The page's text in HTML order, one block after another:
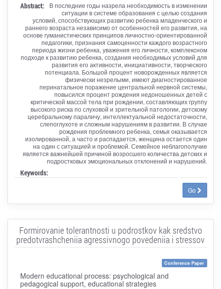
Abstract:
В последние годы назрела необходимость в изменении
ситуации в системе образования с целью создания
условий, способствующих развитию ребенка младенческого и
раннего возраста независимо от особенностей его развития, на
основе гуманистических принципов личностно-ориентированной
педагогики, признания самоценности каждого возрастного
периода жизни ребенка, уважения его личности, комплексном
подходе к развитию ребенка, создания необходимых условий для
развития его активности, инициативности, творческого
потенциала. Большой процент новорожденных является
физически незрелыми, имеют диагностированное
перинатальное поражение центральной нервной системы,
повысился процент рождения недоношенных детей с
критической массой тела при рождении, составляющих группу
высокого риска по слуховой и зрительной патологии, детскому
церебральному параличу, интеллектуальной недостаточности,
слепоглухоте и сложным нарушениям в развитии. В случае
рождения проблемного ребенка, семья оказывается
изолированной, а часто и распадается, женщина остается один
на один с ситуацией и проблемой. Семейное неблагополучие
является важнейшей причиной возросшего количества детских и
подростковых эмоциональных отклонений и нарушений.
Keywords:
Go
Formirovanie tolerantnosti u podrostkov kak sredstvo
predotvrashcheniia agressivnogo povedeniia i stressov
Conference Paper
Modern educational process: psychological and
pedagogical support, educational strategies